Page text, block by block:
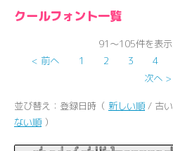
クールフォント一覧
91～105件を表
< 前へ
1 2 3 4
次へ >
並び替え：登録日時（ 新しい順 / 古
ない順 ）